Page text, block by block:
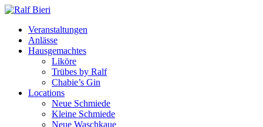
Veranstaltungen
Anlässe
Hausgemachtes
Liköre
Trübes by Ralf
Chabie’s Gin
Locations
Neue Schmiede
Kleine Schmiede
Neue Waschkaue